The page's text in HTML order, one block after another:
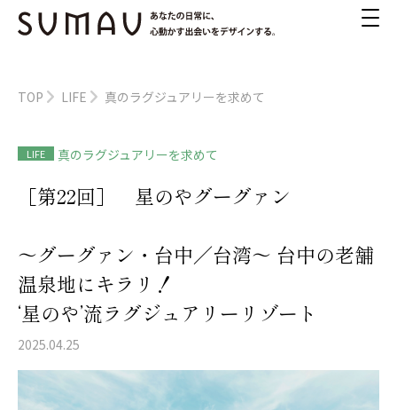
TOP LIFE 真のラグジュアリーを求めて
LIFE 真のラグジュアリーを求めて
［第22回］ 星のやグーグァン
～グーグァン・台中／台湾～ 台中の老舗
温泉地にキラリ！
‘星のや’流ラグジュアリーリゾート
2025.04.25